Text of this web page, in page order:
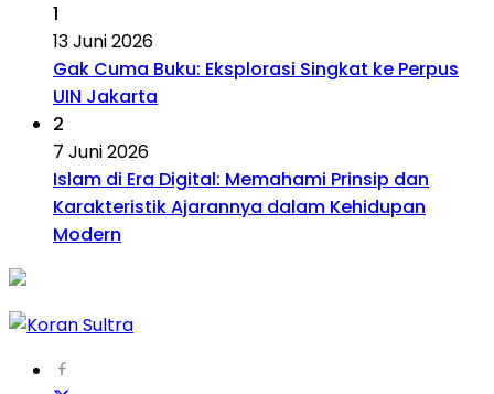
1
13 Juni 2026
Gak Cuma Buku: Eksplorasi Singkat ke Perpus
UIN Jakarta
2
7 Juni 2026
Islam di Era Digital: Memahami Prinsip dan
Karakteristik Ajarannya dalam Kehidupan
Modern